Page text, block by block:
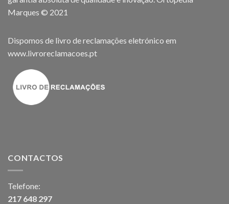
Marques © 2021
Dispomos de livro de reclamações eletrónico em
www.livroreclamacoes.pt
CONTACTOS
Telefone:
217 648 297